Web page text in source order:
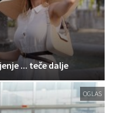
... teče dalje
OGLAS